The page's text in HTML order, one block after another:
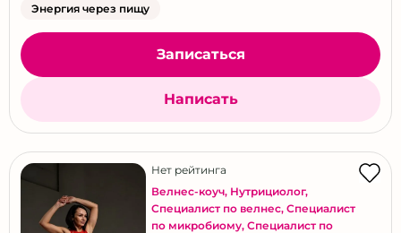
Энергия через пищу
Записаться
Написать
Нет рейтинга
Велнес-коуч, Нутрициолог,
Специалист по велнес, Специалист
по микробиому, Специалист по